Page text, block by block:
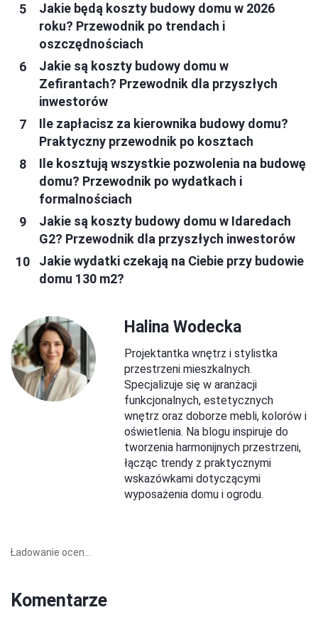
Jakie będą koszty budowy domu w 2026
roku? Przewodnik po trendach i
oszczędnościach
Jakie są koszty budowy domu w
Zefirantach? Przewodnik dla przyszłych
inwestorów
Ile zapłacisz za kierownika budowy domu?
Praktyczny przewodnik po kosztach
Ile kosztują wszystkie pozwolenia na budowę
domu? Przewodnik po wydatkach i
formalnościach
Jakie są koszty budowy domu w Idaredach
G2? Przewodnik dla przyszłych inwestorów
Jakie wydatki czekają na Ciebie przy budowie
domu 130 m2?
Halina Wodecka
Projektantka wnętrz i stylistka
przestrzeni mieszkalnych.
Specjalizuje się w aranżacji
funkcjonalnych, estetycznych
wnętrz oraz doborze mebli, kolorów i
oświetlenia. Na blogu inspiruje do
tworzenia harmonijnych przestrzeni,
łącząc trendy z praktycznymi
wskazówkami dotyczącymi
wyposażenia domu i ogrodu.
Ładowanie ocen...
Komentarze